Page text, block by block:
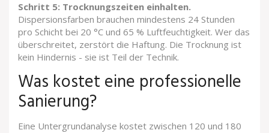
Schritt 5: Trocknungszeiten einhalten.
Dispersionsfarben brauchen mindestens 24 Stunden
pro Schicht bei 20 °C und 65 % Luftfeuchtigkeit. Wer das
überschreitet, zerstört die Haftung. Die Trocknung ist
kein Hindernis - sie ist Teil der Technik.
Was kostet eine professionelle
Sanierung?
Eine Untergrundanalyse kostet zwischen 120 und 180